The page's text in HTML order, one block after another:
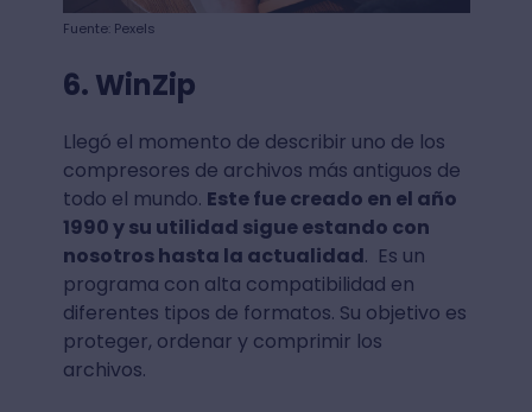
Fuente: Pexels
6. WinZip
Llegó el momento de describir uno de los
compresores de archivos más antiguos de
todo el mundo. Este fue creado en el año
1990 y su utilidad sigue estando con
nosotros hasta la actualidad. Es un
programa con alta compatibilidad en
diferentes tipos de formatos. Su objetivo es
proteger, ordenar y comprimir los
archivos.